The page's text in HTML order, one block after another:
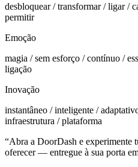
desbloquear / transformar / ligar /
permitir
Emoção
magia / sem esforço / contínuo /
ligação
Inovação
instantâneo / inteligente /
infraestrutura / plataforma
“Abra a DoorDash e experimente
oferecer — entregue à sua porta